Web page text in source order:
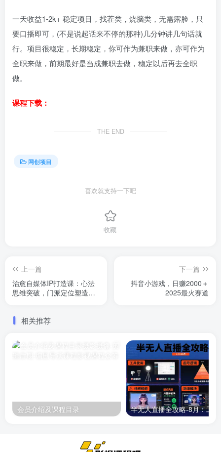
一天收益1-2k+ 稳定项目，找茬类，烧脑类，无需露脸，只
要口播即可，(不是说起话来不停的那种)几分钟讲几句话就
行。项目很稳定，长期稳定，你可作为兼职来做，亦可作为
全职来做，前期最好是当成兼职去做，稳定以后再去全职
做。
课程下载：
THE END
网创项目
喜欢就支持一下吧
收藏
上一篇
治愈自媒体IP打造课：心法
思维突破，门派定位塑造，
下一篇
抖音小游戏，日赚2000＋
2025最火赛道
相关推荐
会员介绍及课程目录